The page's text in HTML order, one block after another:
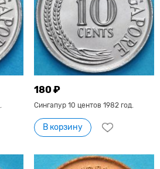
180 ₽
Сингапур 10 центов 1982 год.
В корзину